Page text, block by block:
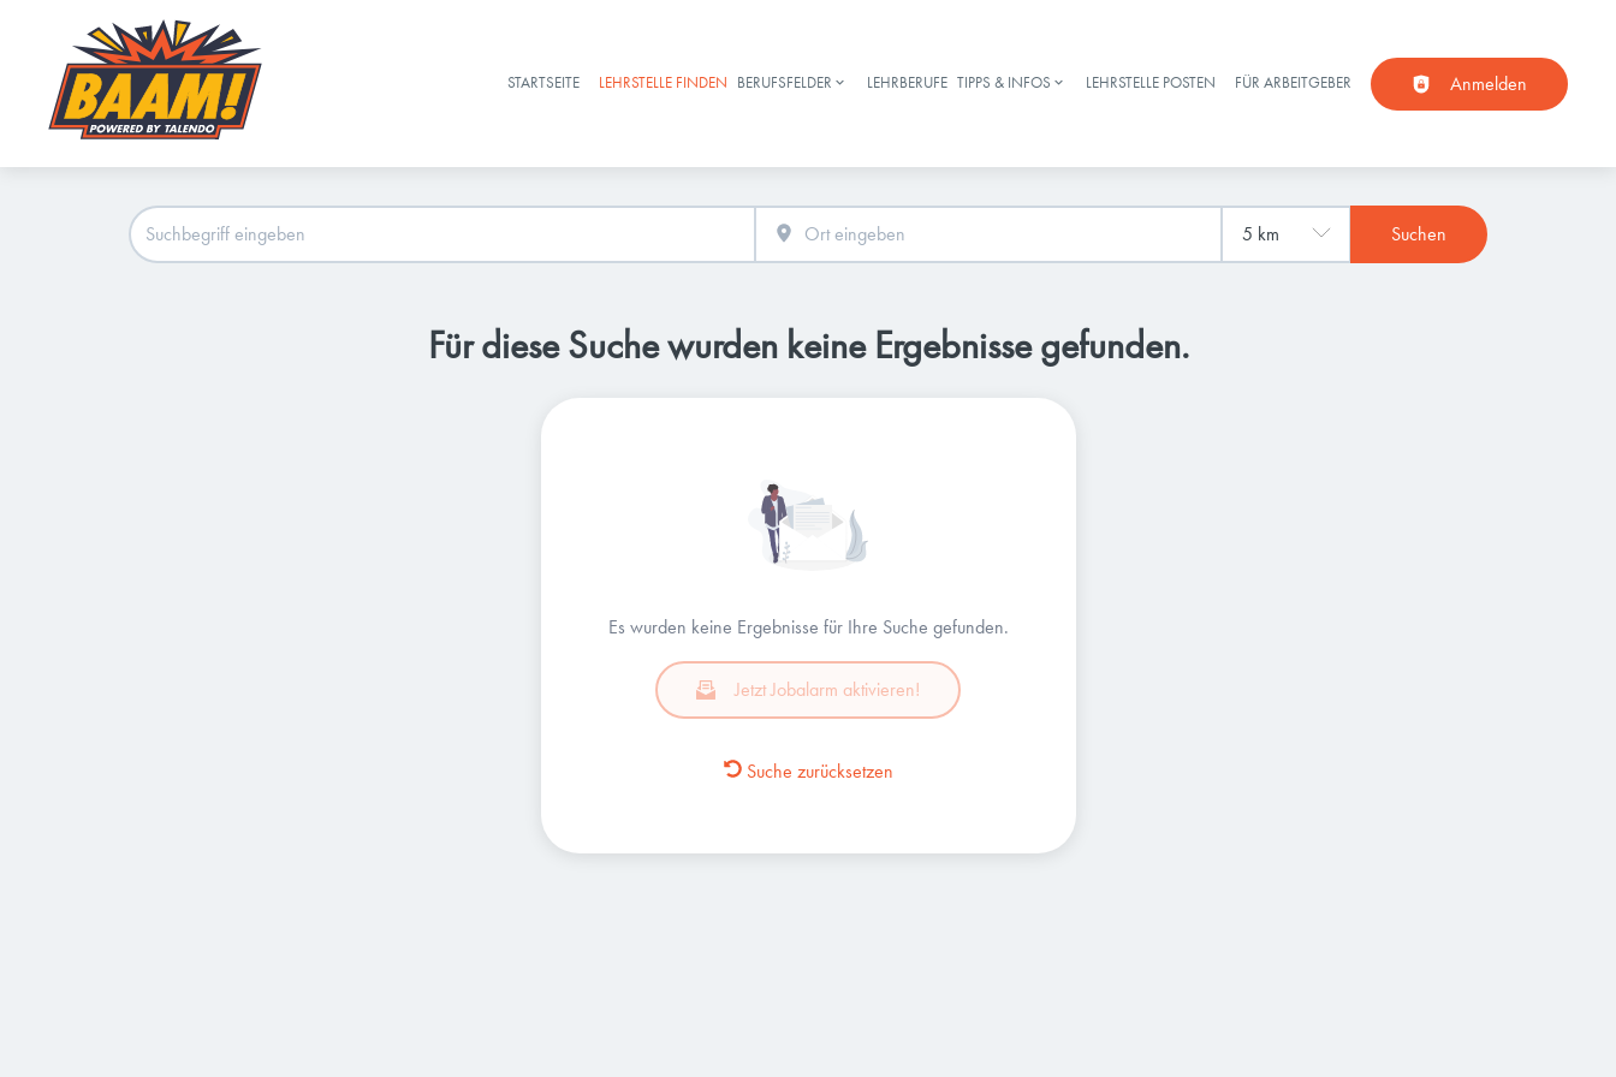
Haupt-Navigation
STARTSEITE LEHRSTELLE FINDEN BERUFSFELDER LEHRBERUFE TIPPS & INFOS LEHRSTELLE POSTEN FÜR ARBEITGEBER Anmelden
Suchen
Für diese Suche wurden keine Ergebnisse gefunden.
Es wurden keine Ergebnisse für Ihre Suche gefunden.
Jetzt Jobalarm aktivieren!
Suche zurücksetzen